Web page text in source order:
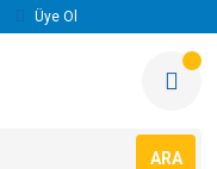
Üye Ol
ARA